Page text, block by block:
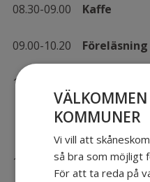
08.30-09.00 Kaffe
09.00-10.20
10:20-10.40
10.40-11.40
frågor
KOMMUNER
Vi vill att
så bra som möjligt
För att ta reda på